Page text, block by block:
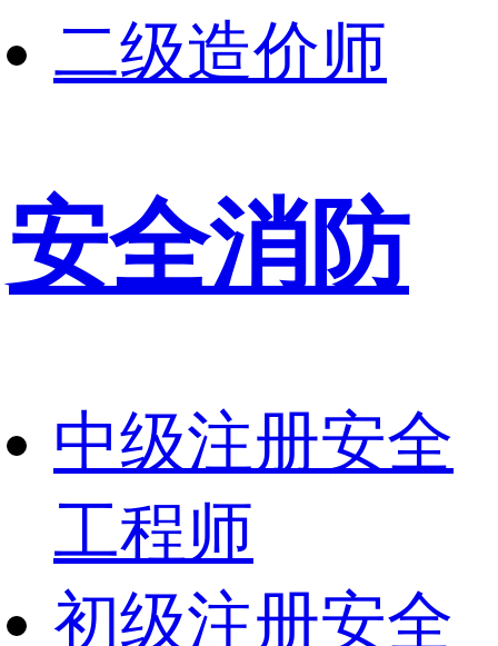
二级造价师
安全消防
中级注册安全
工程师
初级注册安全